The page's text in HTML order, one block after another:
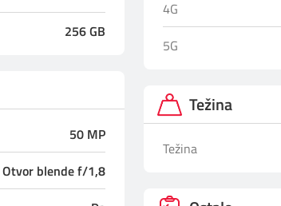
256 GB
50 MP
Otvor blende f/1,8
4G
5G
Težina
Težina